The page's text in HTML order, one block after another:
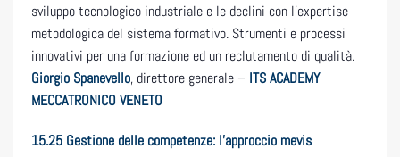
sviluppo tecnologico industriale e le declini con l’expertise
metodologica del sistema formativo. Strumenti e processi
innovativi per una formazione ed un reclutamento di qualità.
Giorgio Spanevello, direttore generale – ITS ACADEMY
MECCATRONICO VENETO
15.25 Gestione delle competenze: l’approccio mevis